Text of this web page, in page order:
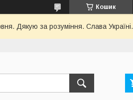
Кошик
Дякую за розуміння. Слава Україні.